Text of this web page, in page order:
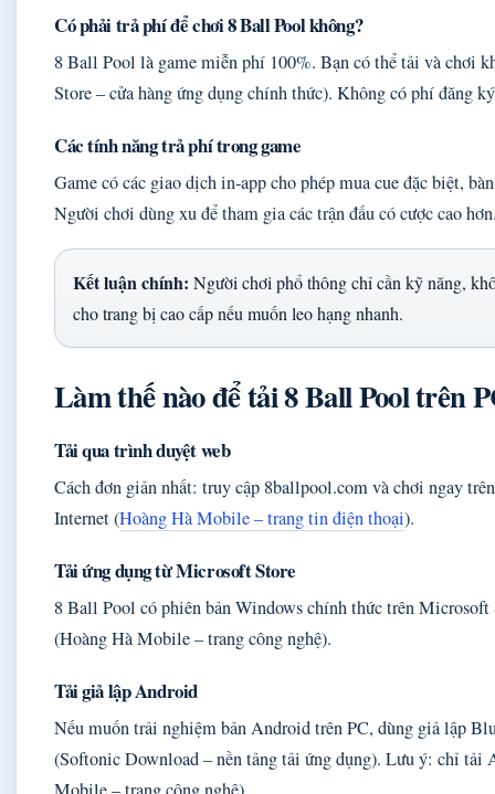
Có phải trả phí để chơi 8 Ball Pool không?
8 Ball Pool là game miễn phí 100%. Bạn có thể tải và chơi
Store – cửa hàng ứng dụng chính thức). Không có phí đăng
Các tính năng trả phí trong game
Game có các giao dịch in-app cho phép mua cue đặc biệt,
Người chơi dùng xu để tham gia các trận đấu có cược cao
Kết luận chính: Người chơi phổ thông chỉ cần kỹ năng,
cho trang bị cao cấp nếu muốn leo hạng nhanh.
Làm thế nào để tải 8 Ball Pool trên
Tải qua trình duyệt web
Cách đơn giản nhất: truy cập 8ballpool.com và chơi ngay
Internet (Hoàng Hà Mobile – trang tin điện thoại).
Tải ứng dụng từ Microsoft Store
8 Ball Pool có phiên bản Windows chính thức trên
(Hoàng Hà Mobile – trang công nghệ).
Tải giả lập Android
Nếu muốn trải nghiệm bản Android trên PC, dùng giả lập
(Softonic Download – nền tảng tải ứng dụng). Lưu ý: chỉ tải
Mobile – trang công nghệ).